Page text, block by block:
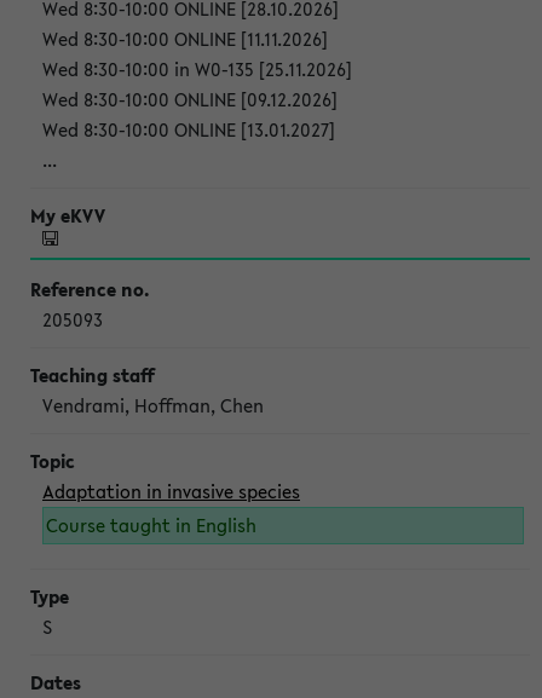
Wed 8:30-10:00 ONLINE [28.10.2026]
Wed 8:30-10:00 ONLINE [11.11.2026]
Wed 8:30-10:00 in W0-135 [25.11.2026]
Wed 8:30-10:00 ONLINE [09.12.2026]
Wed 8:30-10:00 ONLINE [13.01.2027]
...
205093
Vendrami, Hoffman, Chen
Adaptation in invasive species
Course taught in English
S